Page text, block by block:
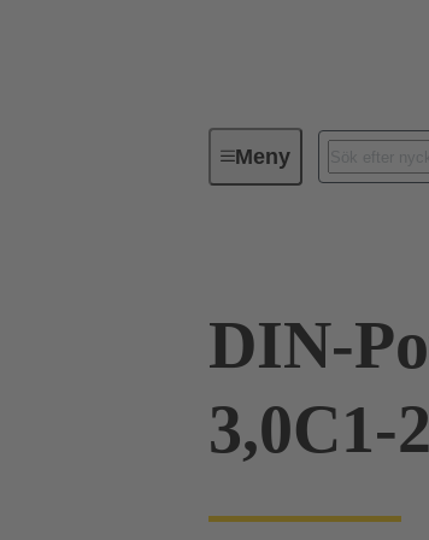
MenyFörbindningsteknik
DIN-
3,0C1-2